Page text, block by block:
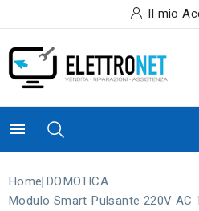
Il mio

Home DOMOTICA
Modulo Smart Pulsante 220V AC